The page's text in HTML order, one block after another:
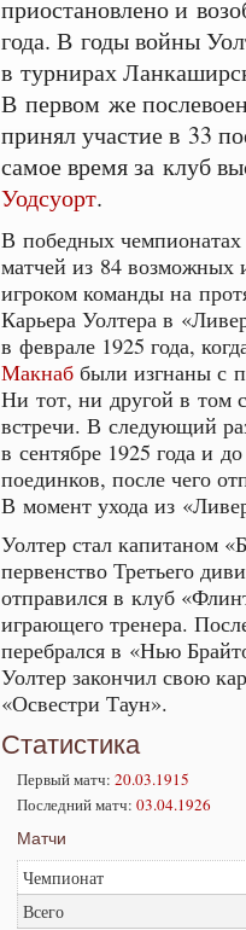
приостановлено и
года. В годы войны
в турнирах
В первом же
принял участие в 33
самое время за клуб
Уодсуорт.
В победных чемпионатах
матчей из 84 возможных
игроком команды на
Карьера Уолтера в
в феврале 1925 года,
Макнаб были изгнаны с
Ни тот, ни другой в том
встречи. В следующий
в сентябре 1925 года и
поединков, после чего
В момент ухода из
Уолтер стал капитаном
первенство Третьего
отправился в клуб
играющего тренера.
перебрался в «Нью
Уолтер закончил свою
«Освестри Таун».
Статистика
Первый матч: 20.03.1915
Последний матч: 03.04.1926
Матчи
Чемпионат
Всего